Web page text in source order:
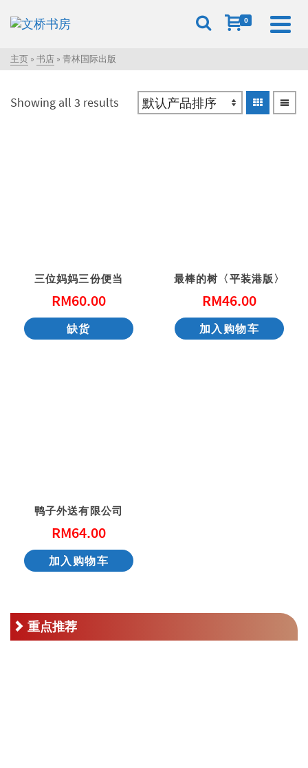
0
主页 » 书店 » 青林国际出版
Showing all 3 results
三位妈妈三份便当
RM60.00
缺货
最棒的树〈平装港版〉
RM46.00
加入购物车
鸭子外送有限公司
RM64.00
加入购物车
重点推荐